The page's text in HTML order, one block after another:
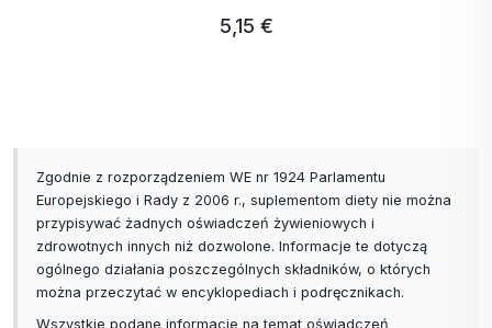
5,15 €
Zgodnie z rozporządzeniem WE nr 1924 Parlamentu
Europejskiego i Rady z 2006 r., suplementom diety nie można
przypisywać żadnych oświadczeń żywieniowych i
zdrowotnych innych niż dozwolone. Informacje te dotyczą
ogólnego działania poszczególnych składników, o których
można przeczytać w encyklopediach i podręcznikach.
Wszystkie podane informacje na temat oświadczeń